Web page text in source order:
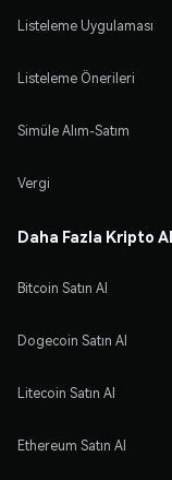
Listeleme Uygulaması
Listeleme Önerileri
Simüle Alım-Satım
Vergi
Daha Fazla Kripto Al
Bitcoin Satın Al
Dogecoin Satın Al
Litecoin Satın Al
Ethereum Satın Al